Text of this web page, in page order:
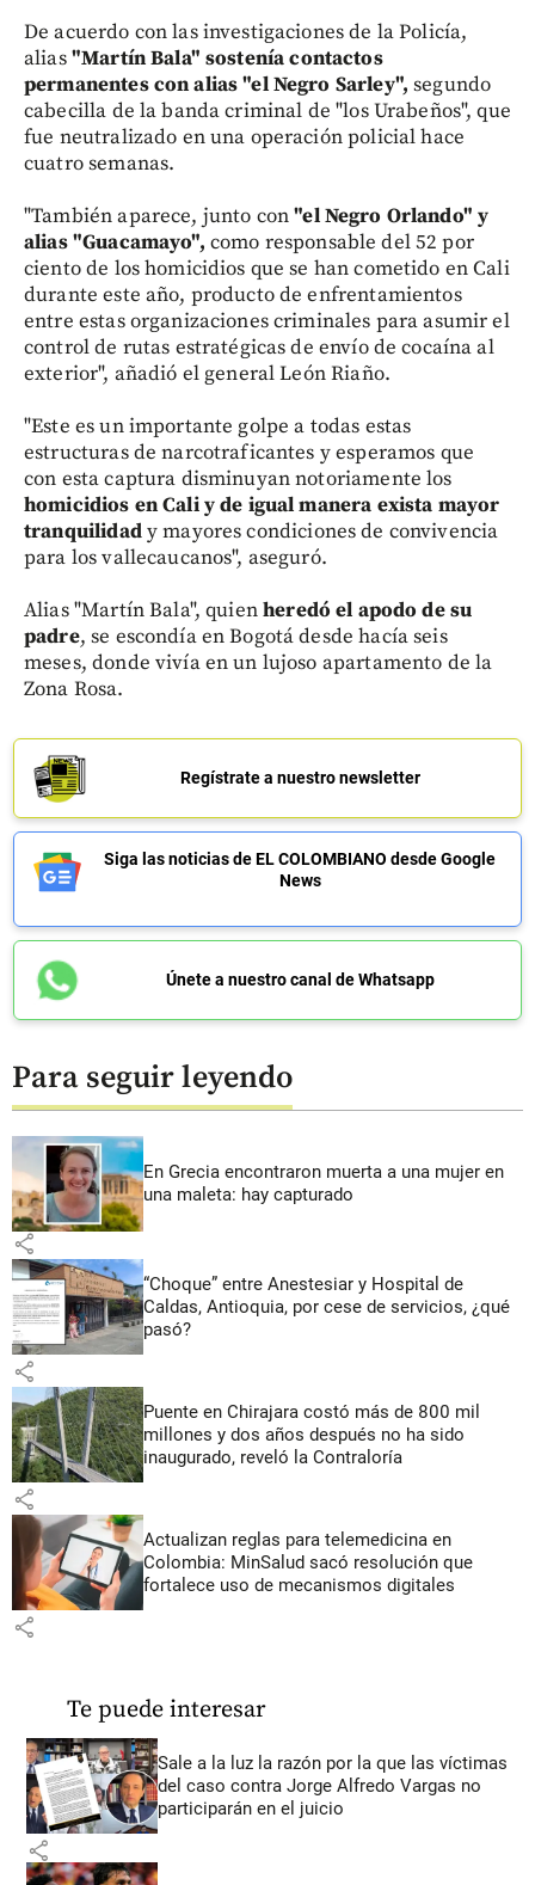
De acuerdo con las investigaciones de la Policía,
alias"Martín Bala" sostenía contactos
permanentes con alias "el Negro Sarley", segundo
cabecilla de la banda criminal de "los Urabeños", que
fue neutralizado en una operación policial hace
cuatro semanas.
"También aparece, junto con"el Negro Orlando" y
alias "Guacamayo", como responsable del 52 por
ciento de los homicidios que se han cometido en Cali
durante este año, producto de enfrentamientos
entre estas organizaciones criminales para asumir el
control de rutas estratégicas de envío de cocaína al
exterior", añadió el general León Riaño.
"Este es un importante golpe a todas estas
estructuras de narcotraficantes y esperamos que
con esta captura disminuyan notoriamente los
homicidios en Cali y de igual manera exista mayor
tranquilidady mayores condiciones de convivencia
para los vallecaucanos", aseguró.
Alias "Martín Bala", quienheredó el apodo de su
padre, se escondía en Bogotá desde hacía seis
meses, donde vivía en un lujoso apartamento de la
Zona Rosa.
Regístrate a nuestro newsletter
Siga las noticias de EL COLOMBIANO desde Google
News
Únete a nuestro canal de Whatsapp
Para seguir leyendo
En Grecia encontraron muerta a una mujer en
una maleta: hay capturado
share
“Choque” entre Anestesiar y Hospital de
Caldas, Antioquia, por cese de servicios, ¿qué
pasó?
share
Puente en Chirajara costó más de 800 mil
millones y dos años después no ha sido
inaugurado, reveló la Contraloría
share
Actualizan reglas para telemedicina en
Colombia: MinSalud sacó resolución que
fortalece uso de mecanismos digitales
share
Te puede interesar
Sale a la luz la razón por la que las víctimas
del caso contra Jorge Alfredo Vargas no
participarán en el juicio
share